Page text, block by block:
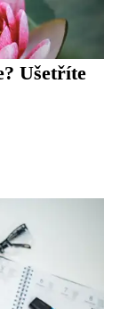
Ušetříte